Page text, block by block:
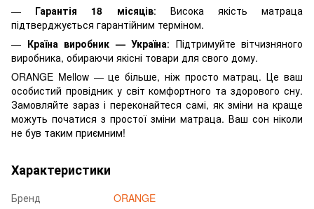
— Гарантія 18 місяців: Висока якість матраца
підтверджується гарантійним терміном.
— Країна виробник — Україна: Підтримуйте вітчизняного
виробника, обираючи якісні товари для свого дому.
ORANGE Mellow — це більше, ніж просто матрац. Це ваш
особистий провідник у світ комфортного та здорового сну.
Замовляйте зараз і переконайтеся самі, як зміни на краще
можуть початися з простої зміни матраца. Ваш сон ніколи
не був таким приємним!
Характеристики
Бренд
ORANGE